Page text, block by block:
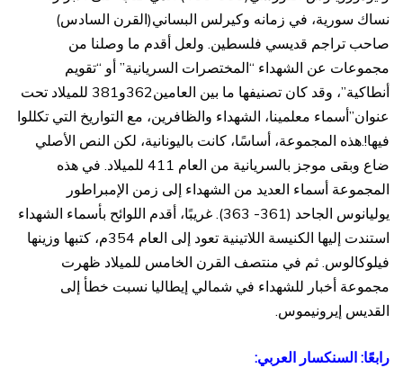
نساك سورية، في زمانه وكيرلس البساني(القرن السادس)
صاحب تراجم قديسي فلسطين. ولعل أقدم ما وصلنا من
مجموعات عن الشهداء “المختصرات السريانية” أو “تقويم
أنطاكية”، وقد كان تصنيفها ما بين العامين362و381 للميلاد تحت
عنوان”أسماء معلمينا، الشهداء والظافرين، مع التواريخ التي تكللوا
فيها!.هذه المجموعة، أساسًا، كانت باليونانية، لكن النص الأصلي
ضاع وبقى موجز بالسريانية من العام 411 للميلاد. في هذه
المجموعة أسماء العديد من الشهداء إلى زمن الإمبراطور
يوليانوس الجاحد (361- 363). غريبًا، أقدم اللوائح بأسماء الشهداء
استندت إليها الكنيسة اللاتينية تعود إلى العام 354م، كتبها وزينها
فيلوكالوس. ثم في منتصف القرن الخامس للميلاد ظهرت
مجموعة أخبار للشهداء في شمالي إيطاليا نسبت خطأ إلى
القديس إيرونيموس.
رابعًا: السنكسار العربي: